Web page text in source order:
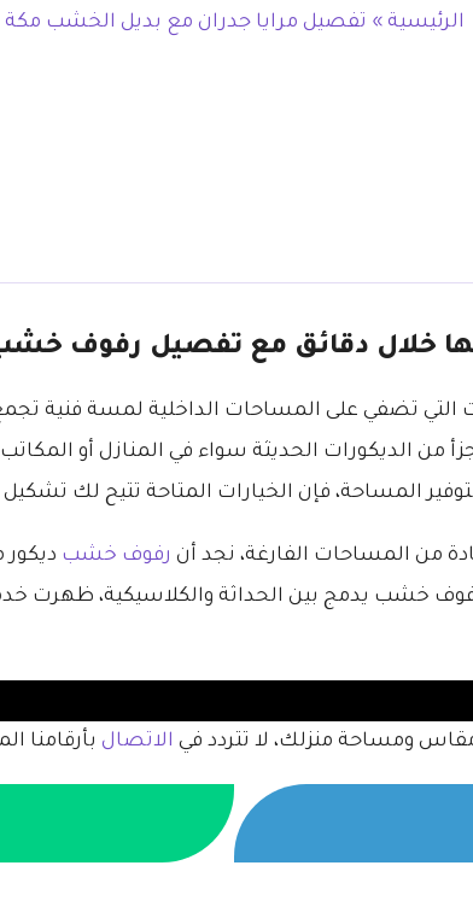
الرئيسية » تفصيل مرايا جدران مع بديل الخشب مكة
خلال دقائق مع تفصيل رفوف
تضفي على المساحات الداخلية لمسة فنية
من الديكورات الحديثة سواء في المنازل أو
المساحة، فإن الخيارات المتاحة تتيح لك
من المساحات الفارغة، نجد أن رفوف خشب ديكور
رفوف خشب يدمج بين الحداثة والكلاسيكية،
ومساحة منزلك، لا تتردد في الاتصال بأرقامنا